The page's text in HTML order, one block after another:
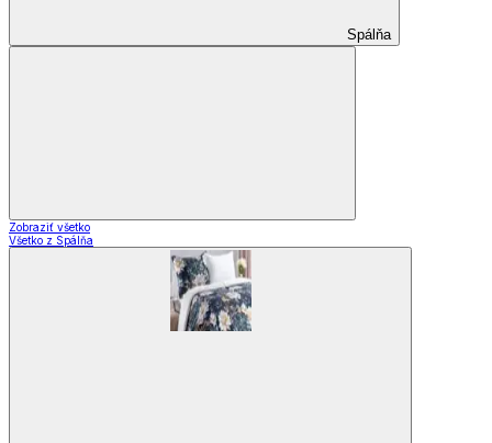
Spálňa
Zobraziť všetko
Všetko z Spálňa